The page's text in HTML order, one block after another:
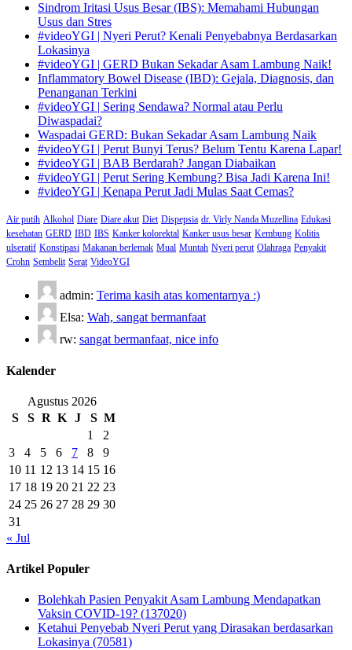
Sindrom Iritasi Usus Besar (IBS): Memahami Hubungan
Usus dan Stres
#videoYGI | Nyeri Perut? Kenali Penyebabnya Berdasarkan
Lokasinya
#videoYGI | GERD Bukan Sekadar Asam Lambung Naik!
Inflammatory Bowel Disease (IBD): Gejala, Diagnosis, dan
Penanganan Terkini
#videoYGI | Sering Sendawa? Normal atau Perlu
Diwaspadai?
Waspadai GERD: Bukan Sekadar Asam Lambung Naik
#videoYGI | Perut Bunyi Terus? Belum Tentu Karena Lapar!
#videoYGI | BAB Berdarah? Jangan Diabaikan
#videoYGI | Perut Sering Kembung? Bisa Jadi Karena Ini!
#videoYGI | Kenapa Perut Jadi Mulas Saat Cemas?
Air putih Alkohol Diare Diare akut Diet Dispepsia dr. Virly Nanda Muzellina Edukasi
kesehatan GERD IBD IBS Kanker kolorektal Kanker usus besar Kembung Kolitis
ulseratif Konstipasi Makanan berlemak Mual Muntah Nyeri perut Olahraga Penyakit
Crohn Sembelit Serat VideoYGI
admin: Terima kasih atas komentarnya :)
Elsa: Wah, sangat bermanfaat
rw: sangat bermanfaat, nice info
Kalender
Agustus 2026
S
S R K J S M
1
2
3
4 5 6 7 8
9
10 11 12 13 14 15 16
17 18 19 20 21 22 23
24 25 26 27 28 29 30
31
« Jul
Artikel Populer
Bolehkah Pasien Penyakit Asam Lambung Mendapatkan
Vaksin COVID-19? (137020)
Ketahui Penyebab Nyeri Perut yang Dirasakan berdasarkan
Lokasinya (70581)